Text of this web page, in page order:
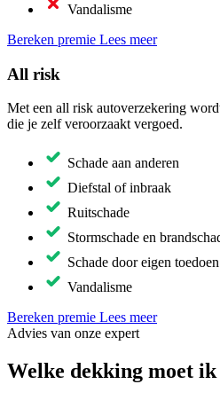
Vandalisme
Bereken premie Lees meer
All risk
Met een all risk autoverzekering
die je zelf veroorzaakt vergoed.
Schade aan anderen
Diefstal of inbraak
Ruitschade
Stormschade en
Schade door eigen toedoen
Vandalisme
Bereken premie Lees meer
Advies van onze expert
Welke dekking moet